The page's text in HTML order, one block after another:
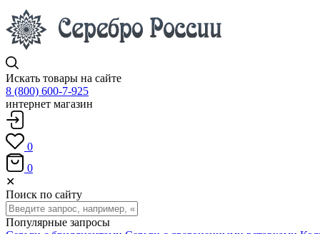
Искать товары на сайте
8 (800) 600-7-925
интернет магазин
0
0
✕
Поиск по сайту
Популярные запросы